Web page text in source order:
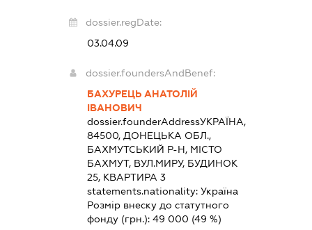
dossier.regDate:
03.04.09
dossier.foundersAndBenef:
БАХУРЕЦЬ АНАТОЛІЙ
ІВАНОВИЧ
dossier.founderAddressУКРАЇНА,
84500, ДОНЕЦЬКА ОБЛ.,
БАХМУТСЬКИЙ Р-Н, МІСТО
БАХМУТ, ВУЛ.МИРУ, БУДИНОК
25, КВАРТИРА 3
statements.nationality: Україна
Розмір внеску до статутного
фонду (грн.): 49 000 (49 %)